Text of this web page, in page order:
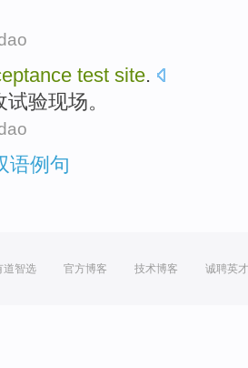
test site.
试验现场。
语例句
道智选 官方博客 技术博客 诚聘英才